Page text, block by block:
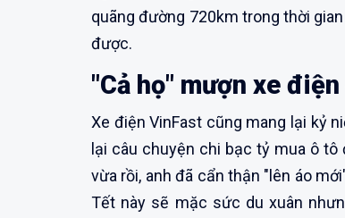
quãng đường 720km trong thời
được.
"Cả họ" mượn xe
Xe điện VinFast cũng mang lại kỷ
lại câu chuyện chi bạc tỷ mua ô
vừa rồi, anh đã cẩn thận "lên áo
Tết này sẽ mặc sức du xuân